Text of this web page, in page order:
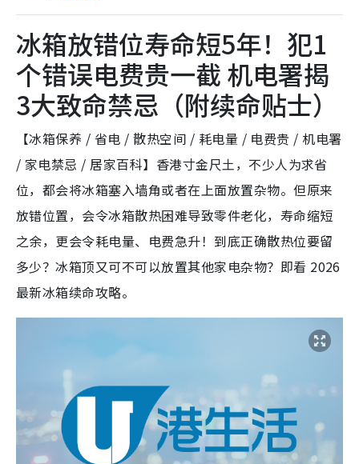
冰箱放错位寿命短5年！犯1
个错误电费贵一截 机电署揭
3大致命禁忌（附续命贴士）
【冰箱保养 / 省电 / 散热空间 / 耗电量 / 电费贵 / 机电署
/ 家电禁忌 / 居家百科】香港寸金尺土，不少人为求省
位，都会将冰箱塞入墙角或者在上面放置杂物。但原来
放错位置，会令冰箱散热困难导致零件老化，寿命缩短
之余，更会令耗电量、电费急升！到底正确散热位要留
多少？冰箱顶又可不可以放置其他家电杂物？即看 2026
最新冰箱续命攻略。